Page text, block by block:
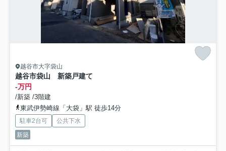
越谷市大字袋山
越谷市袋山 新築戸建て
-万円
/新築 /3階建
東武伊勢崎線「大袋」駅 徒歩14分
駐車2台可
公共下水
新築